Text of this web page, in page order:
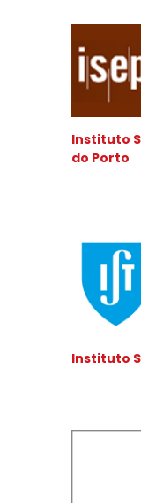
Instituto
do Porto
Instituto